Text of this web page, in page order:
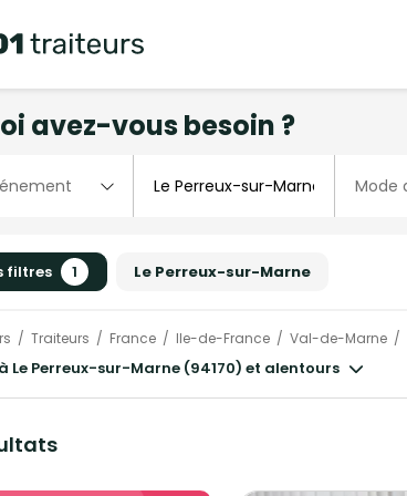
avez-vous besoin ?
filtres 1 Le Perreux-sur-Marne
Traiteurs France Ile-de-France Val-de-Marne
Le Perreux-sur-Marne (94170) et alentours